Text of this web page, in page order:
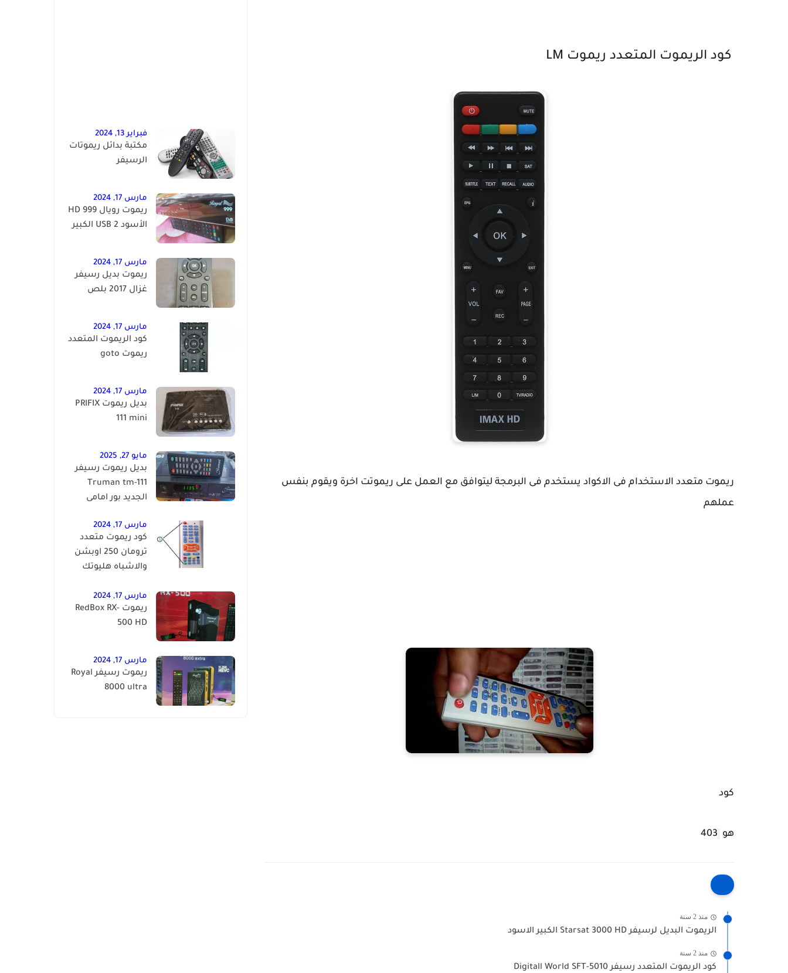
كود الريموت المتعدد ريموت LM
ريموت متعدد الاستخدام فى الاكواد يستخدم فى البرمجة ليتوافق مع العمل على ريموتت اخرة ويقوم بنفس
عملهم
كود
هو 403
منذ 2 سنة
الريموت البديل لرسيفر Starsat 3000 HD الكبير الاسود
منذ 2 سنة
كود الريموت المتعدد رسيفر Digitall World SFT-5010
فبراير 13, 2024
مكتبة بدائل ريموتات
الرسيفر
مارس 17, 2024
ريموت رويال 999 HD
الأسود 2 USB الكبير
مارس 17, 2024
ريموت بديل رسيفر
غزال 2017 بلص
مارس 17, 2024
كود الريموت المتعدد
ريموت goto
مارس 17, 2024
بديل ريموت PRIFIX
111 mini
مايو 27, 2025
بديل ريموت رسيفر
Truman tm-111
الجديد بور امامى
مارس 17, 2024
كود ريموت متعدد
ترومان 250 اوبشن
والاشباه هليوتك
مارس 17, 2024
ريموت RedBox RX-
500 HD
مارس 17, 2024
ريموت رسيفر Royal
8000 ultra